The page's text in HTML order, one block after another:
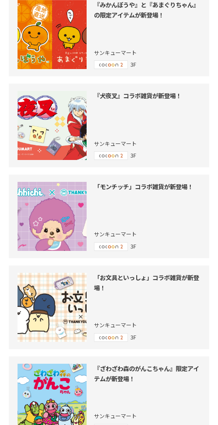
『みかんぼうや』と『あまぐりちゃん』
の限定アイテムが新登場！
サンキューマート
3F
『犬夜叉』コラボ雑貨が新登場！
サンキューマート
3F
「モンチッチ」コラボ雑貨が新登場！
サンキューマート
3F
「お文具といっしょ」コラボ雑貨が新登
場！
サンキューマート
3F
『ざわざわ森のがんこちゃん』限定アイ
テムが新登場！
サンキューマート